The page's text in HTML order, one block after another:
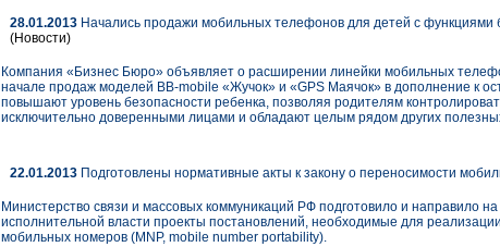
28.01.2013 Начались продажи мобильных телефонов для детей с
(Новости)
Компания «Бизнес Бюро» объявляет о расширении линейки мобильных
начале продаж моделей BB-mobile «Жучок» и «GPS Маячок» в дополнение к
повышают уровень безопасности ребенка, позволяя родителям
исключительно доверенными лицами и обладают целым рядом других
22.01.2013 Подготовлены нормативные акты к закону о переносимости
Министерство связи и массовых коммуникаций РФ подготовило и направило
исполнительной власти проекты постановлений, необходимые для
мобильных номеров (MNP, mobile number portability).